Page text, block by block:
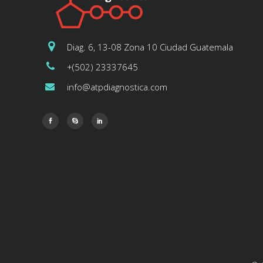
Diag. 6, 13-08 Zona 10 Ciudad Guatemala
+(502) 23337645
info@atpdiagnostica.com